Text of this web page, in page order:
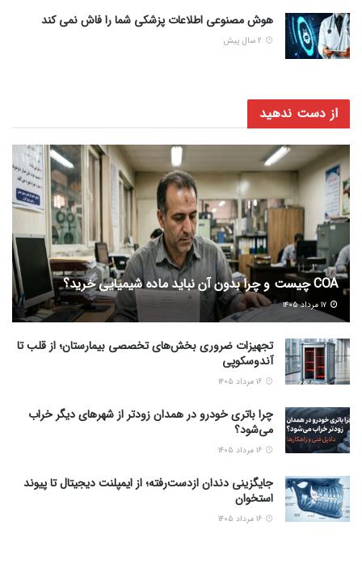
هوش مصنوعی اطلاعات پزشکی شما را فاش نمی کند
از دست ندهید
COA چیست و چرا بدون آن نباید ماده شیمیایی خرید؟
تجهیزات ضروری بخش‌های تخصصی بیمارستان؛ از قلب تا
آندوسکوپی
چرا باتری خودرو در همدان زودتر از شهرهای دیگر خراب
می‌شود؟
جایگزینی دندان ازدست‌رفته؛ از ایمپلنت دیجیتال تا پیوند
استخوان